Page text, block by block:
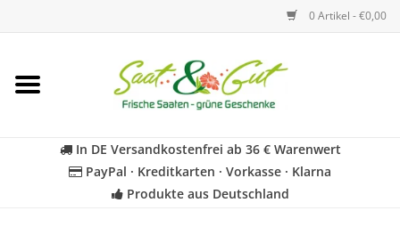
0 Artikel - €0,00
Startseite
In DE Versandkostenfrei ab 36 € Warenwert
PayPal · Kreditkarten · Vorkasse · Klarna
Produkte aus Deutschland